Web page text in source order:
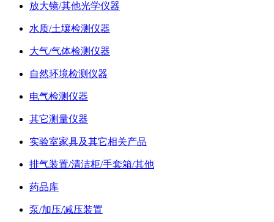
放大镜/其他光学仪器
水质/土壤检测仪器
大气/气体检测仪器
自然环境检测仪器
电气检测仪器
其它测量仪器
实验室家具及其它相关产品
排气装置/清洁柜/手套箱/其他
药品库
泵/加压/减压装置